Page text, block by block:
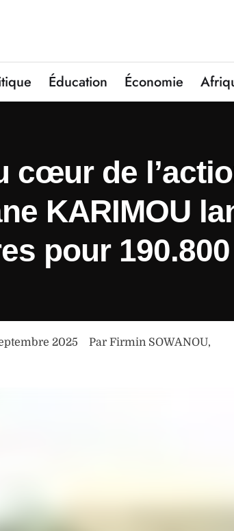
Éducation Économie
cœur de
KARIMOU
pour
2025 Par Firmin SOWANOU,